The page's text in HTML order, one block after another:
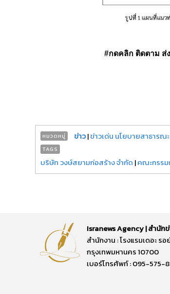
#กดคลิก ติดตาม ส่
หมวดหมู่ ข่าว|ข่าวเด่น นโยบายสาธารณะ
TAGS
บริษัท วงษ์สยามก่อสร้าง จำกัด |คณะกรร
Isranews Agency | สำนัก
สำนักงาน : โรงแรมเดอะ
กรุงเทพมหานคร 10700
เบอร์โทรศัพท์ : 095-575-